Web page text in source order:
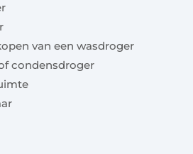
van een wasdroger
condensdroger